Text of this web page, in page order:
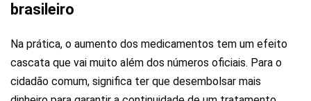
brasileiro
Na prática, o aumento dos medicamentos tem um efeito
cascata que vai muito além dos números oficiais. Para o
cidadão comum, significa ter que desembolsar mais